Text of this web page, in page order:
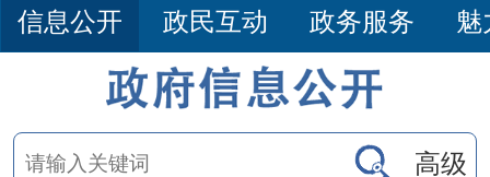
信息公开 政民互动 政务服务 魅
高级